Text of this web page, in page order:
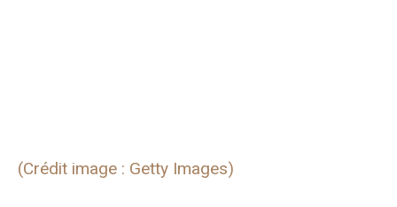
(Crédit image : Getty Images)